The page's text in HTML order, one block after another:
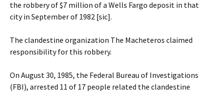
the robbery of $7 million of a Wells Fargo deposit in that
city in September of 1982 [sic].
The clandestine organization The Macheteros claimed
responsibility for this robbery.
On August 30, 1985, the Federal Bureau of Investigations
(FBI), arrested 11 of 17 people related the clandestine